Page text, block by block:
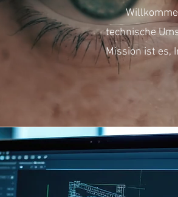
technische
Mission ist es,